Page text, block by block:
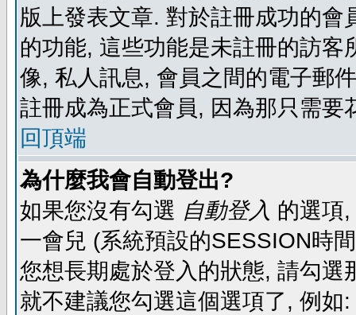
版上發表文章. 對於註冊成功的
的功能, 這些功能是未註冊的訪
像, 私人訊息, 會員之間的電子郵
註冊成為正式會員, 因為那只需要
回頂端
為什麼我會自動登出?
如果您沒有勾選 自動登入 的選項
一會兒 (系統預設的SESSION時
您想長期處於登入的狀態, 請勾
就不建議您勾選這個選項了, 例